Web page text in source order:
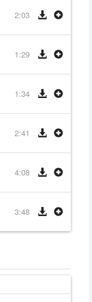
2:03
1:29
1:34
2:41
4:08
3:48